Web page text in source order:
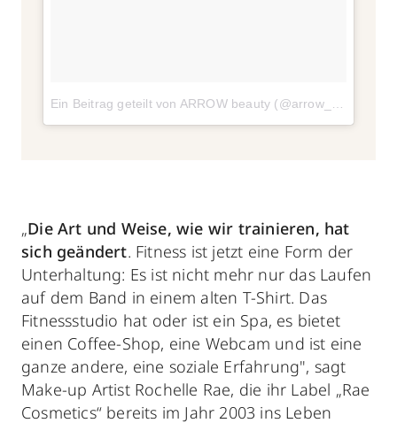
„Die Art und Weise, wie wir trainieren, hat
sich geändert. Fitness ist jetzt eine Form der
Unterhaltung: Es ist nicht mehr nur das Laufen
auf dem Band in einem alten T-Shirt. Das
Fitnessstudio hat oder ist ein Spa, es bietet
einen Coffee-Shop, eine Webcam und ist eine
ganze andere, eine soziale Erfahrung", sagt
Make-up Artist Rochelle Rae, die ihr Label „Rae
Cosmetics“ bereits im Jahr 2003 ins Leben